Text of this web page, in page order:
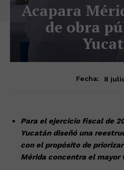
Acapara
de obra
Fecha: 8
Para el ejercicio fiscal de
Yucatán diseñó una
con el propósito de
Mérida concentra el mayor